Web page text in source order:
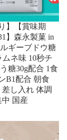
】【賞味期
】森永製菓 in
ギーブドウ糖
ムネ味 10秒チ
糖30g配合 1食
B1配合 朝食
し入れ 体調
国産